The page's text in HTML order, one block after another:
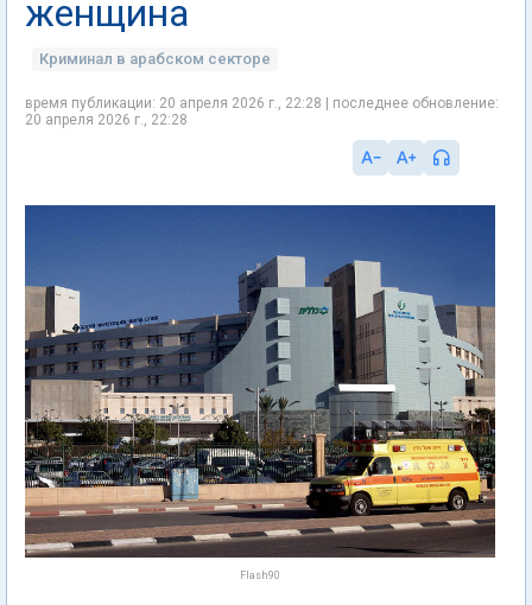
женщина
Криминал в арабском секторе
время публикации: 20 апреля 2026 г., 22:28 | последнее обновление:
20 апреля 2026 г., 22:28
Flash90